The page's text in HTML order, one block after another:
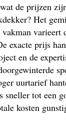
de prijzen
Het
varieert
exacte prijs
en de
uurtarief
sneller tot een
kosten